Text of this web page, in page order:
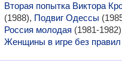
Вторая попытка Виктора
(1988), Подвиг Одессы
Россия молодая (1981-
Женщины в игре без правил